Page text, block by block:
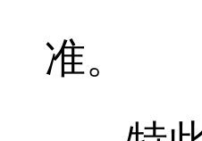
准。